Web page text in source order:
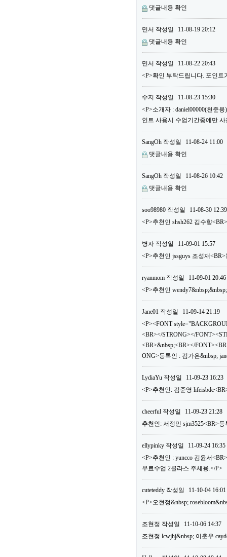
댓글내용 확인
민서 작성일
11-08-19 20:12
댓글내용 확인
민서 작성일
11-08-22 20:43
<P>확인 부탁드립니다. 포인트
수지 작성일
11-08-23 15:30
<P>소개자 : daniel00000(천준
인트 사용시 수업기간중에만
SangOh 작성일
11-08-24 11:00
댓글내용 확인
SangOh 작성일
11-08-26 10:42
댓글내용 확인
soo98980 작성일
11-08-30 12:39
<P>추천인 shsh262 김수향
병자 작성일
11-09-01 15:57
<P>추천인 jssguys 조성재
ryanmom 작성일
11-09-01 20:46
<P>추천인
Jane01 작성일
11-09-14 21:19
<P><FONT
<BR></STRONG></
<BR>&nbsp;<BR></
ONG>등록인 : 김가은&nbsp;
LydiaYu 작성일
11-09-23 16:23
<P>추천인: 김준영
cheerful 작성일
11-09-23 21:28
추천인: 서정민 sjm3525<BR>등
ellypinky 작성일
11-09-24 16:35
<P>추천인 : yuncco 김윤서
무료수업 2클라스 주세용.</P>
cuteteddy 작성일
11-10-04 16:01
<P>오현정&nbsp;
조현정 작성일
11-10-06 14:37
조현정 lcwjhj&nbsp; 이춘우